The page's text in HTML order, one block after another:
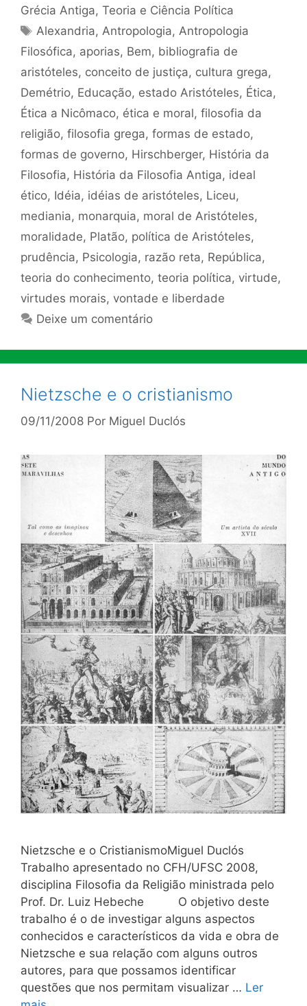
Grécia Antiga, Teoria e Ciência Política
Tags
Alexandria,Antropologia,Antropologia
Filosófica, aporias, Bem, bibliografia de
aristóteles, conceito de justiça, cultura grega,
Demétrio, Educação, estado Aristóteles, Ética,
Ética a Nicômaco, ética e moral, filosofia da
religião, filosofia grega, formas de estado,
formas de governo, Hirschberger, História da
Filosofia, História da Filosofia Antiga, ideal
ético, Idéia, idéias de aristóteles, Liceu,
mediania, monarquia, moral de Aristóteles,
moralidade, Platão, política de Aristóteles,
prudência, Psicologia, razão reta, República,
teoria do conhecimento, teoria política, virtude,
virtudes morais, vontade e liberdade
Deixe um comentário
Nietzsche e o cristianismo
09/11/2008 Por Miguel Duclós
Nietzsche e o CristianismoMiguel Duclós
Trabalho apresentado no CFH/UFSC 2008,
disciplina Filosofia da Religião ministrada pelo
Prof. Dr. Luiz Hebeche O objetivo deste
trabalho é o de investigar alguns aspectos
conhecidos e característicos da vida e obra de
Nietzsche e sua relação com alguns outros
autores, para que possamos identificar
questões que nos permitam visualizar … Ler